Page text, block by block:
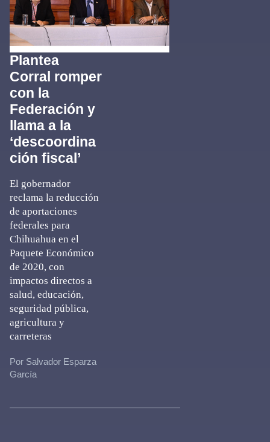
Plantea
Corral romper
con la
Federación y
llama a la
‘descoordina
ción fiscal’
El gobernador
reclama la reducción
de aportaciones
federales para
Chihuahua en el
Paquete Económico
de 2020, con
impactos directos a
salud, educación,
seguridad pública,
agricultura y
carreteras
Por Salvador Esparza
García